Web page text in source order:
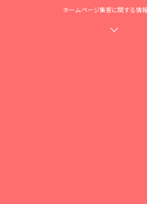
ホームページ集客に関する情報